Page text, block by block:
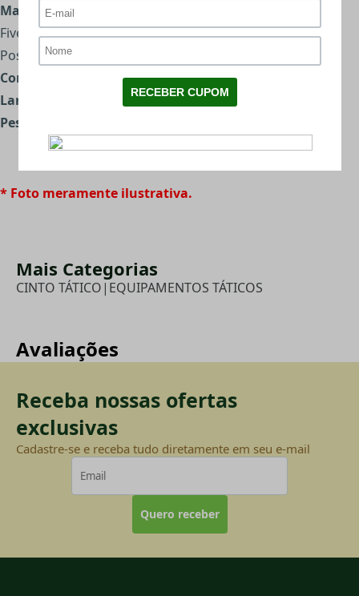
Material:Nylon ultra-resistente
Fivela confeccionada em metal
Possui velcro em algumas partes
Comprimento aproximado:122cm
Largura aproximada :3,7cm
Peso total:
* Foto meramente ilustrativa.
Mais Categorias
CINTO TÁTICO| EQUIPAMENTOS TÁTICOS
Avaliações
Receba nossas ofertas
exclusivas
Cadastre-se e receba tudo diretamente em seu e-mail
Quero receber